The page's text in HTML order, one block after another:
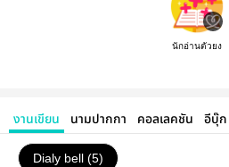
นักอ่านตัวยง
งานเขียน นามปากกา คอลเลคชัน อีบุ๊ก
Dialy bell (5)